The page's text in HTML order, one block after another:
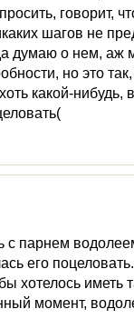
говорит,
шагов не
думаю о нем, аж
но это
какой-нибудь,
с парнем
его
хотелось иметь
момент,